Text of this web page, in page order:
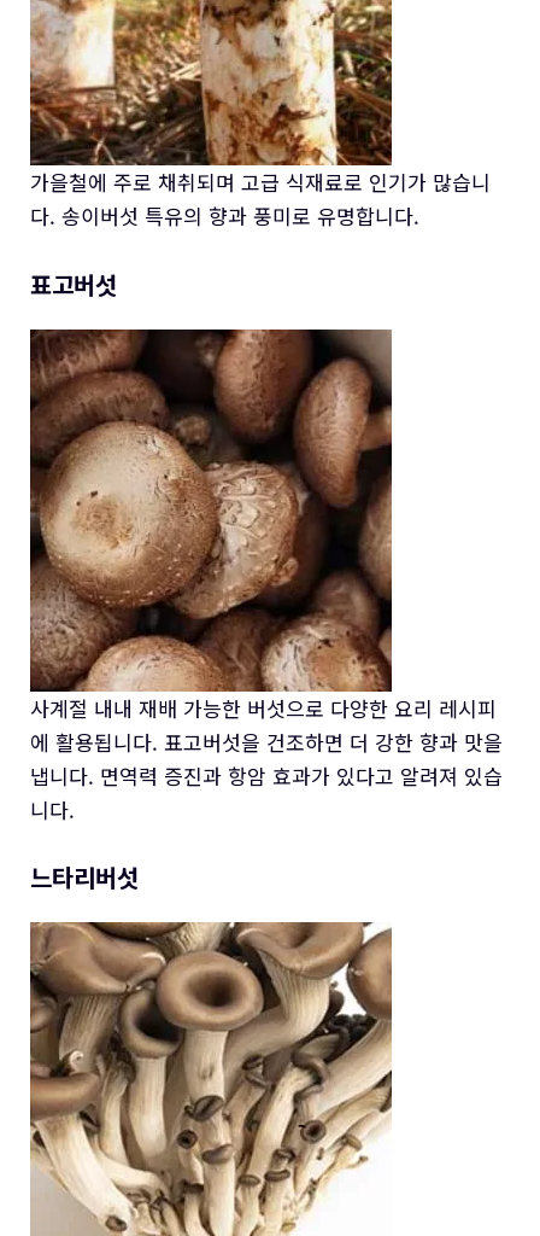
가을철에 주로 채취되며 고급 식재료로 인기가 많습니
다. 송이버섯 특유의 향과 풍미로 유명합니다.
표고버섯
사계절 내내 재배 가능한 버섯으로 다양한 요리 레시피
에 활용됩니다. 표고버섯을 건조하면 더 강한 향과 맛을
냅니다. 면역력 증진과 항암 효과가 있다고 알려져 있습
니다.
느타리버섯